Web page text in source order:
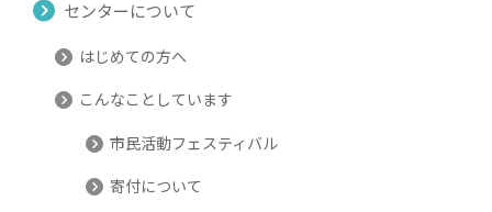
センターについて
はじめての方へ
こんなことしています
市民活動フェスティバル
寄付について